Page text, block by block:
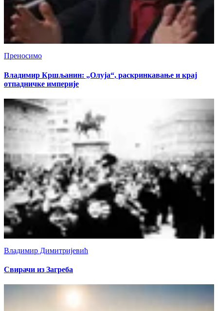
Преносимо
Владимир Кршљанин: „Олуја“, раскринкавање и крај
отпадничке империје
Владимир Димитријевић
Свирачи из Загреба